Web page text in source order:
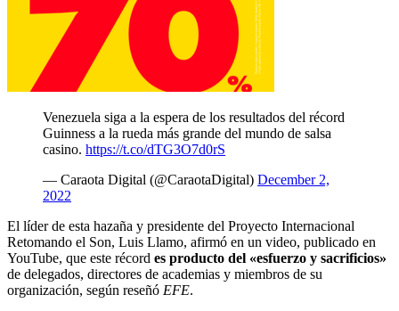
Venezuela siga a la espera de los resultados del récord
Guinness a la rueda más grande del mundo de salsa
casino. https://t.co/dTG3O7d0rS
— Caraota Digital (@CaraotaDigital) December 2,
2022
El líder de esta hazaña y presidente del Proyecto Internacional
Retomando el Son, Luis Llamo, afirmó en un video, publicado en
YouTube, que este récord es producto del «esfuerzo y sacrificios»
de delegados, directores de academias y miembros de su
organización, según reseñó EFE.